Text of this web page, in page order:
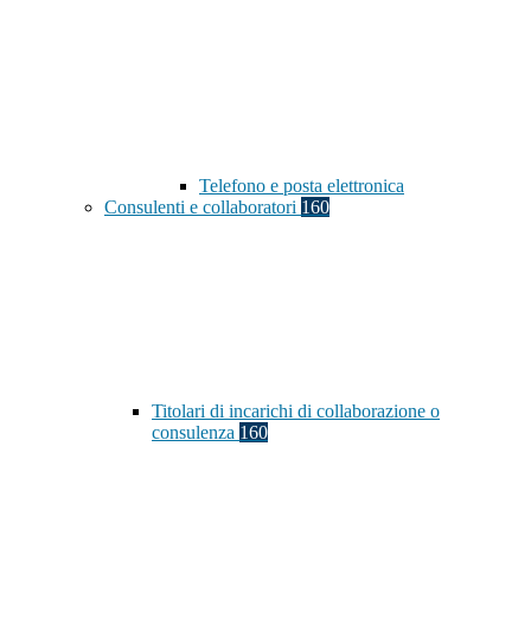
Telefono e posta elettronica
Consulenti e collaboratori 160
Titolari di incarichi di collaborazione o
consulenza 160